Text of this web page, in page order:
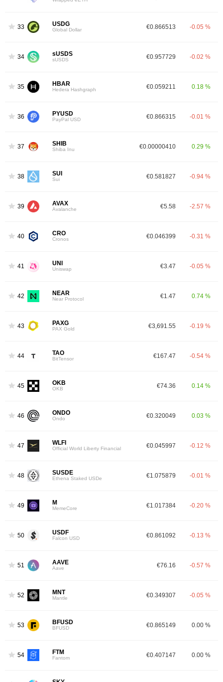
33 USDG
Global Dollar €0.866513 -0.05 %
34 sUSDS
sUSDS €0.957729 -0.02 %
35 HBAR
Hedera Hashgraph €0.059211 0.18 %
36 PYUSD
PayPal USD €0.866315 -0.01 %
37 SHIB
Shiba Inu €0.00000410 0.29 %
38 SUI
Sui €0.581827 -0.94 %
39 AVAX
Avalanche €5.58 -2.57 %
40 CRO
Cronos €0.046399 -0.31 %
41 UNI
Uniswap €3.47 -0.05 %
42 NEAR
Near Protocol €1.47 0.74 %
43 PAXG
PAX Gold €3,691.55 -0.19 %
44 TAO
BitTensor €167.47 -0.54 %
45 OKB
OKB €74.36 0.14 %
46 ONDO
Ondo €0.320049 0.03 %
47 WLFI
Official World Liberty Financial €0.045997 -0.12 %
48 SUSDE
Ethena Staked USDe €1.075879 -0.01 %
49 M
MemeCore €1.017384 -0.20 %
50 USDF
Falcon USD €0.861092 -0.13 %
51 AAVE
Aave €76.16 -0.57 %
52 MNT
Mantle €0.349307 -0.05 %
53 BFUSD
BFUSD €0.865149 0.00 %
54 FTM
Fantom €0.407147 0.00 %